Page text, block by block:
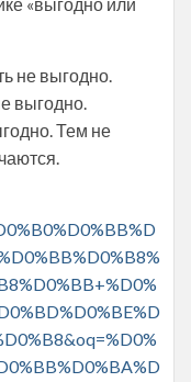
«выгодно или
не выгодно.
выгодно.
Тем не